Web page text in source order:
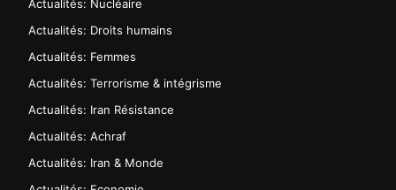
Actualités: Nucléaire
Actualités: Droits humains
Actualités: Femmes
Actualités: Terrorisme & intégrisme
Actualités: Iran Résistance
Actualités: Achraf
Actualités: Iran & Monde